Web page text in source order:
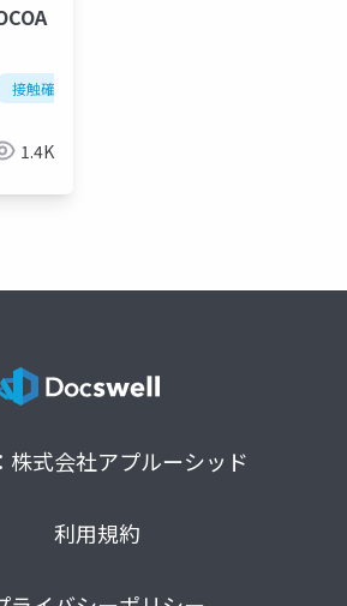
接触確認アプリ
1.4K
株式会社アプルーシッド
利用規約